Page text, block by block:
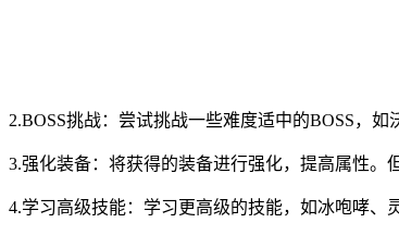
2.BOSS挑战：尝试挑战一些难度适中的BOSS，
3.强化装备：将获得的装备进行强化，提高属性。
4.学习高级技能：学习更高级的技能，如冰咆哮、